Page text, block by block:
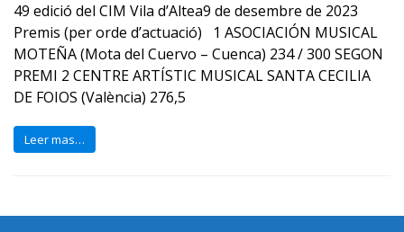
49 edició del CIM Vila d’Altea9 de desembre de 2023
Premis (per orde d’actuació) 1 ASOCIACIÓN MUSICAL
MOTEÑA (Mota del Cuervo – Cuenca) 234 / 300 SEGON
PREMI 2 CENTRE ARTÍSTIC MUSICAL SANTA CECILIA
DE FOIOS (València) 276,5
Leer mas…